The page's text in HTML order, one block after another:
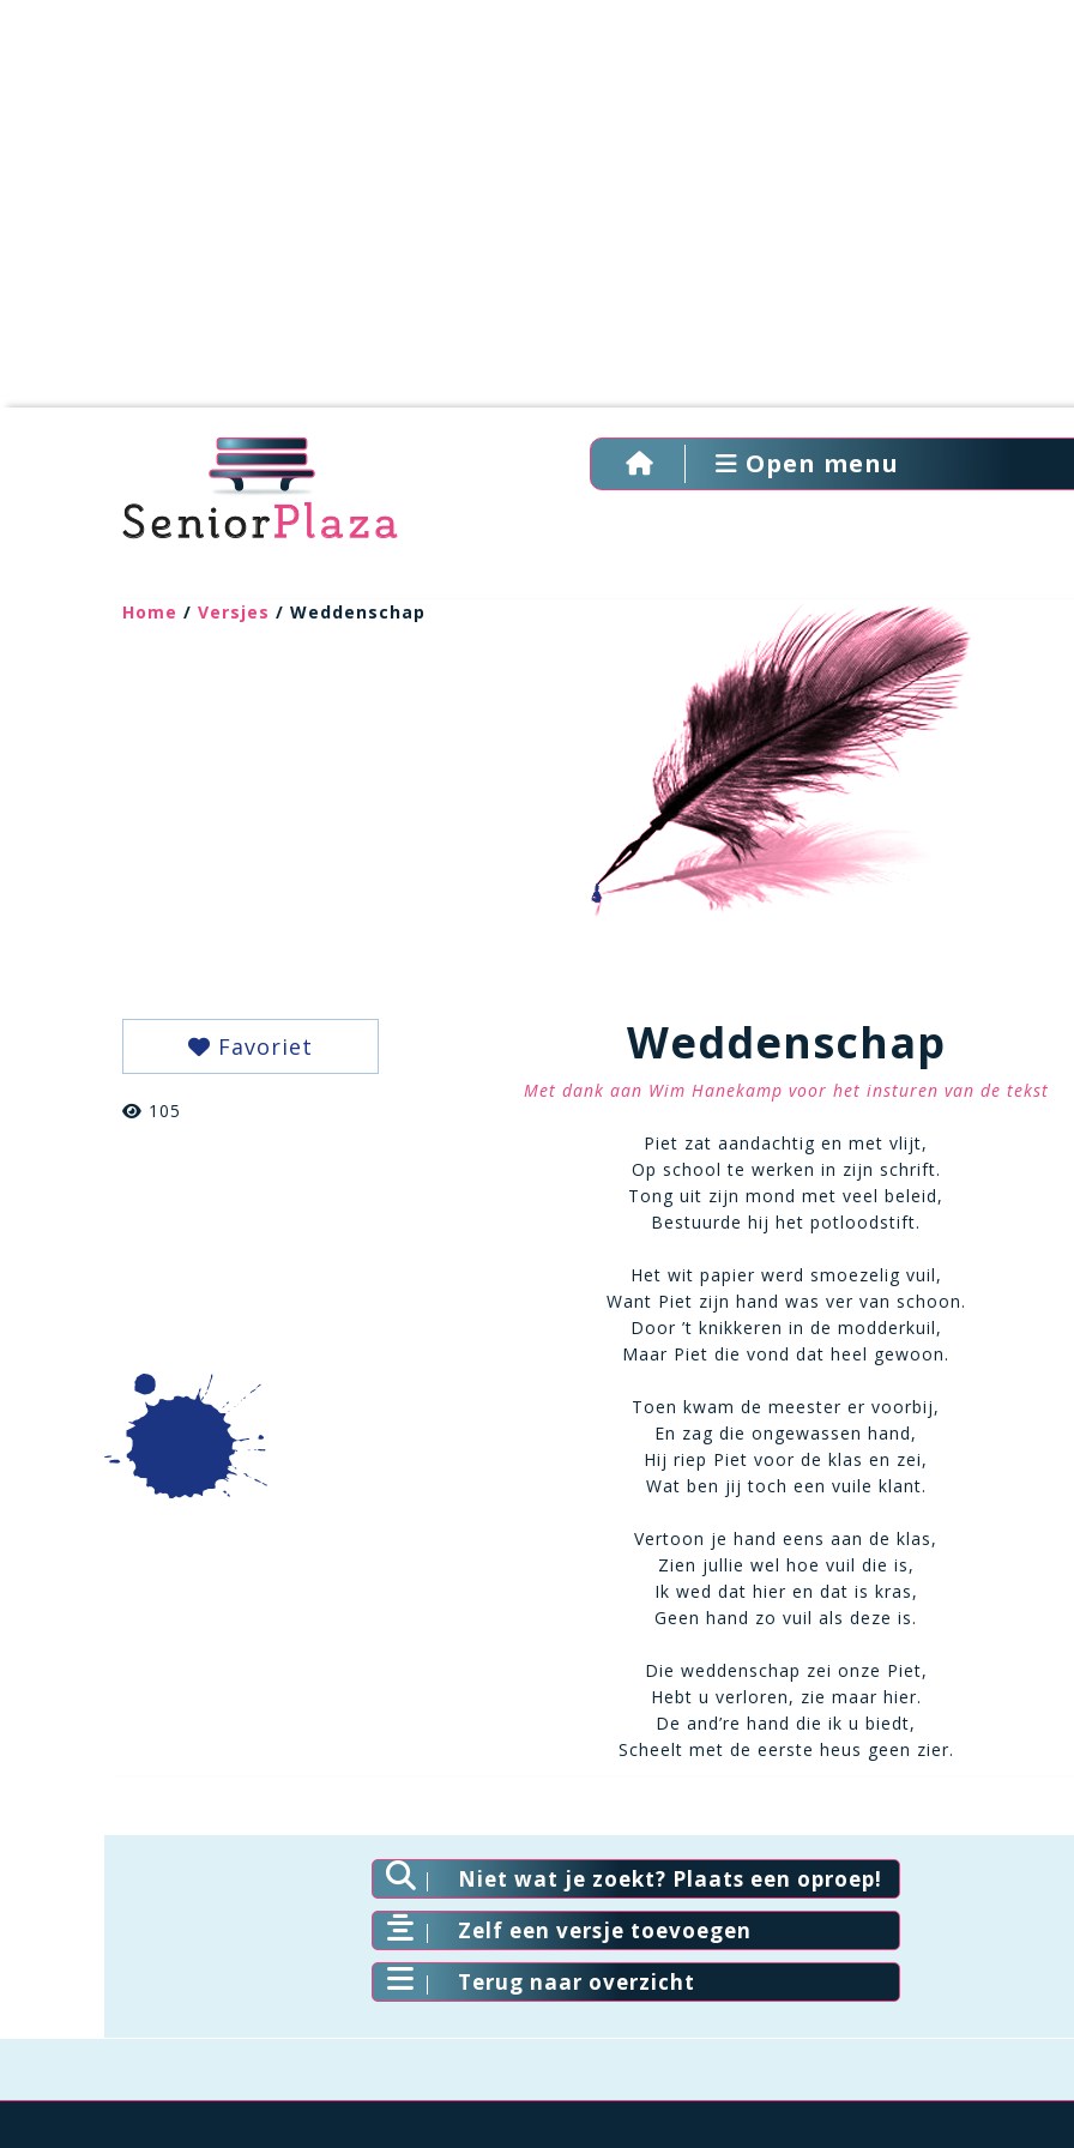
Open menu
Home / Versjes / Weddenschap
Favoriet
105
Weddenschap
Met dank aan Wim Hanekamp voor het insturen van de tekst
Piet zat aandachtig en met vlijt,
Op school te werken in zijn schrift.
Tong uit zijn mond met veel beleid,
Bestuurde hij het potloodstift.
Het wit papier werd smoezelig vuil,
Want Piet zijn hand was ver van schoon.
Door ’t knikkeren in de modderkuil,
Maar Piet die vond dat heel gewoon.
Toen kwam de meester er voorbij,
En zag die ongewassen hand,
Hij riep Piet voor de klas en zei,
Wat ben jij toch een vuile klant.
Vertoon je hand eens aan de klas,
Zien jullie wel hoe vuil die is,
Ik wed dat hier en dat is kras,
Geen hand zo vuil als deze is.
Die weddenschap zei onze Piet,
Hebt u verloren, zie maar hier.
De and’re hand die ik u biedt,
Scheelt met de eerste heus geen zier.
Niet wat je zoekt? Plaats een oproep!
Zelf een versje toevoegen
Terug naar overzicht